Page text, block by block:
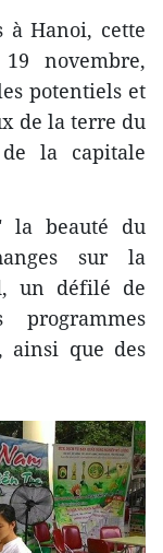
à Hanoi, cette
novembre,
potentiels et
de la terre du
la capitale
la beauté du
sur la
un défilé de
programmes
ainsi que des